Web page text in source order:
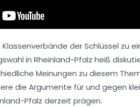
Klassenverbände der Schlüssel zu
in Rheinland-Pfalz heiß
Meinungen zu diesem
die Argumente für und gegen
Pfalz derzeit prägen.